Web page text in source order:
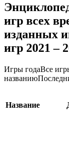
игр всех
изданных
игр 2021 –
Игры годаВсе
Название